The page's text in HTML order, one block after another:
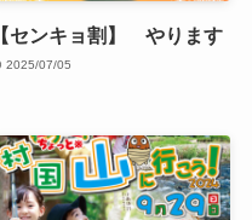
【センキョ割】 やります
2025/07/05